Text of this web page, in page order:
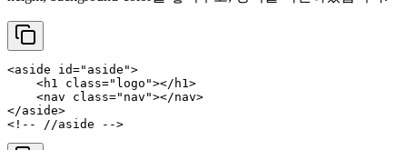
<aside id="aside">
<h1 class="logo"></ h1 >
<nav class="nav"></nav>
</aside>
<!-- //aside -->